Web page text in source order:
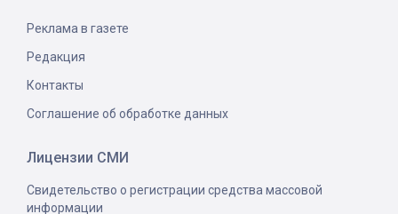
Реклама в газете
Редакция
Контакты
Соглашение об обработке данных
Лицензии СМИ
Свидетельство о регистрации средства массовой
информации